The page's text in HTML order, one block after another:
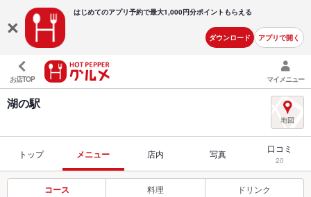
はじめてのアプリ予約で最大1,000円分ポイントもらえる
ダウンロード アプリで開く
お店TOP マイメニュー
湖の駅
トップ メニュー 店内 写真 口コミ
20
コース 料理 ドリンク